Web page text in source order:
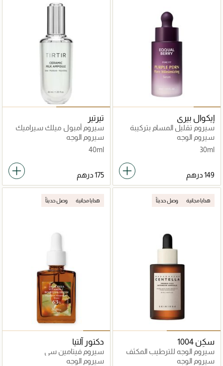
إيكوال بيري
سيروم تقليل المسام بتركيبة
PDRN البنفسجية
سيروم الوجه
30ml
تيرتير
سيروم أمبول ميلك سيراميك
سيروم الوجه
40ml
هدايا مجانية وصل حديثاً
سكِن 1004
سيروم الوجه للترطيب المكثف
بالبروبيو سيكا سنتيلا
سيروم الوجه
هدايا مجانية وصل حديثاً
دكتور آلتيا
سيروم فيتامين سي
سيروم الوجه